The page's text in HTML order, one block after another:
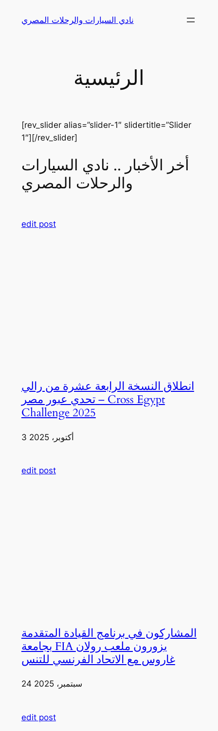
نادي السيارات والرحلات المصري
الرئيسية
[rev_slider alias=”slider-1″ slidertitle=”Slider
1″][/rev_slider]
أخر الأخبار .. نادي السيارات
والرحلات المصري
edit post
انطلاق النسخة الرابعة عشرة من رالي
تحدي عبور مصر – Cross Egypt
Challenge 2025
3 أكتوبر، 2025
edit post
المشاركون في برنامج القيادة المتقدمة
بجامعة FIA يزورون ملعب رولان
غاروس مع الاتحاد الفرنسي للتنس
24 سبتمبر، 2025
edit post